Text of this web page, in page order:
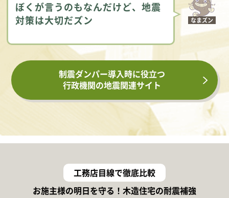
ぼくが言うのもなんだけど、地震
対策は大切だズン
なまズン
制震ダンパー導入時に役立つ
行政機関の地震関連サイト
工務店目線で徹底比較
お施主様の明日を守る！木造住宅の耐震補強